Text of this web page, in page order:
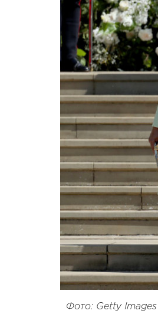
Фото: Getty Images